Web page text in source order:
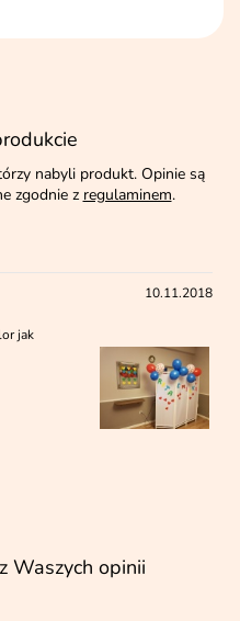
nabyli produkt. Opinie są
zgodnie z regulaminem.
10.11.2018
jak
Waszych opinii